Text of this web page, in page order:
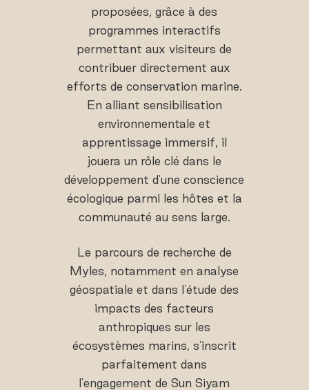
proposées, grâce à des
programmes interactifs
permettant aux visiteurs de
contribuer directement aux
efforts de conservation marine.
En alliant sensibilisation
environnementale et
apprentissage immersif, il
jouera un rôle clé dans le
développement d'une conscience
écologique parmi les hôtes et la
communauté au sens large.
Le parcours de recherche de
Myles, notamment en analyse
géospatiale et dans l'étude des
impacts des facteurs
anthropiques sur les
écosystèmes marins, s'inscrit
parfaitement dans
l'engagement de Sun Siyam